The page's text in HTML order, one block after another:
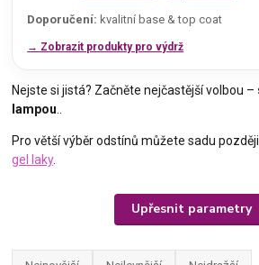
Doporučení: kvalitní base & top coat
→ Zobrazit produkty pro výdrž
Nejste si jistá? Začněte nejčastější volbou –
lampou..
Pro větší výběr odstínů můžete sadu
gel laky.
Upřesnit parametry